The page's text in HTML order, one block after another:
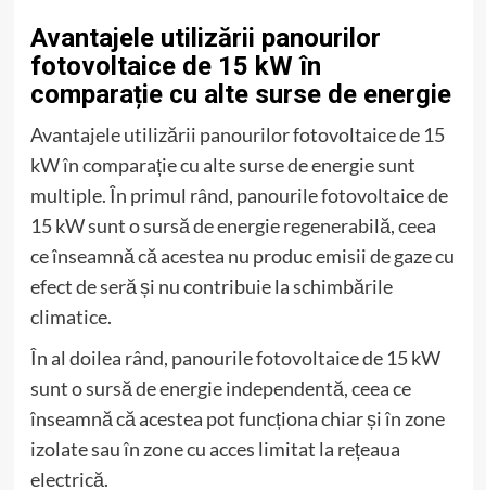
Avantajele utilizării panourilor
fotovoltaice de 15 kW în
comparație cu alte surse de energie
Avantajele utilizării panourilor fotovoltaice de 15
kW în comparație cu alte surse de energie sunt
multiple. În primul rând, panourile fotovoltaice de
15 kW sunt o sursă de energie regenerabilă, ceea
ce înseamnă că acestea nu produc emisii de gaze cu
efect de seră și nu contribuie la schimbările
climatice.
În al doilea rând, panourile fotovoltaice de 15 kW
sunt o sursă de energie independentă, ceea ce
înseamnă că acestea pot funcționa chiar și în zone
izolate sau în zone cu acces limitat la rețeaua
electrică.